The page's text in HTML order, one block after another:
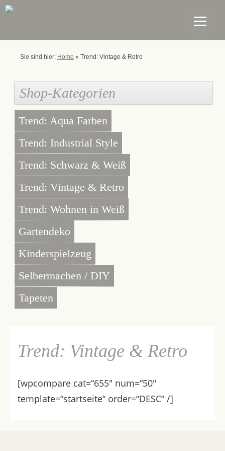
Sie sind hier: Home » Trend: Vintage & Retro
Shop-Kategorien
Trend: Aqua Farben
Trend: Industrial Style
Trend: Schwarz & Weiß
Trend: Vintage & Retro
Trend: Wohnen in Weiß
Gartendeko
Kinderspielzeug
Selbermachen / DIY
Tapeten
Trend: Vintage & Retro
[wpcompare cat=“655″ num=“50″
template=“startseite“ order=“DESC“ /]